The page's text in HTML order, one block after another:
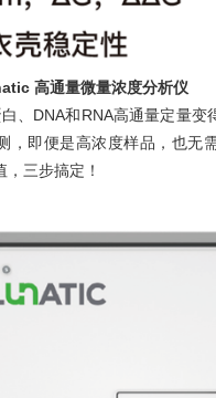
高通量微量浓度分析仪
、DNA和RNA高通量定量
，即便是高浓度样品，也无
三步搞定！